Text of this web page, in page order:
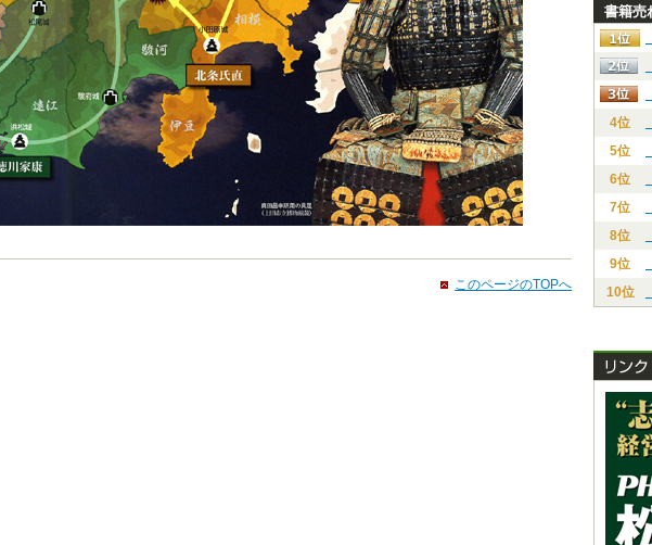
このページのTOPへ
書籍売
4位
5位
6位
7位
8位
9位
10位